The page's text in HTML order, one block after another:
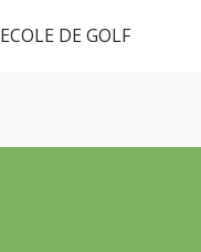
ECOLE DE GOLF